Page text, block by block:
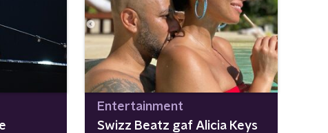
Entertainment
Swizz Beatz gaf Alicia Keys